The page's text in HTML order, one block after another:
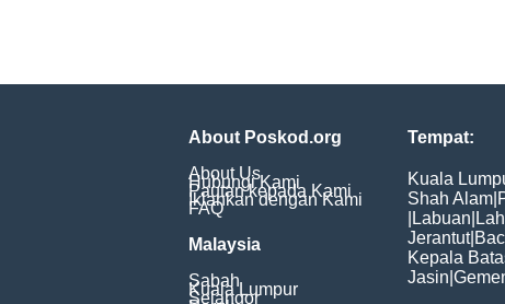
About Poskod.org
About Us
Hubungi Kami
Pautan kepada Kami
Iklankan dengan Kami
FAQ
Malaysia
Sabah
Kuala Lumpur
Selangor
Tempat:
Kuala
Shah Alam
Labuan
Jerantut|
Kepala
Jasin